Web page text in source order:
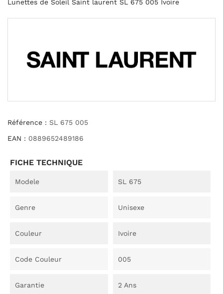
Lunettes de Soleil Saint laurent SL 675 005 Ivoire
Référence : SL 675 005
EAN : 0889652489186
FICHE TECHNIQUE
Modele SL 675
Genre Unisexe
Couleur Ivoire
Code Couleur 005
Garantie 2 Ans